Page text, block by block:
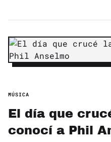
MÚSICA
El día que
conocí a Phil